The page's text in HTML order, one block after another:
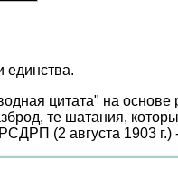
единства.
цитата" на
те шатания,
(2 августа 1903